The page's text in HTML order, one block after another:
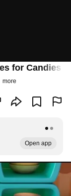
for Candies
more
Open app